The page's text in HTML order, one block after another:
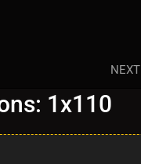
NEXT
1x110